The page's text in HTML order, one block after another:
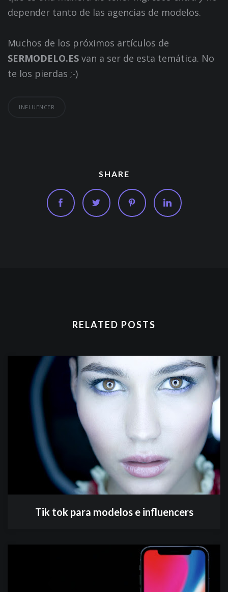
depender tanto de las agencias de modelos.
Muchos de los próximos artículos de
SERMODELO.ES van a ser de esta temática. No
te los pierdas ;-)
INFLUENCER
SHARE
RELATED POSTS
Tik tok para modelos e influencers